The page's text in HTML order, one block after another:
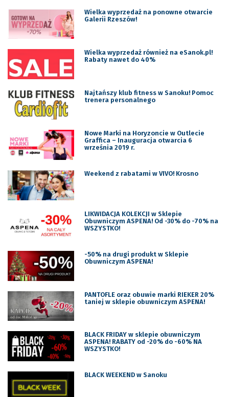
Wielka wyprzedaż na ponowne otwarcie
Galerii Rzeszów!
Wielka wyprzedaż również na eSanok.pl!
Rabaty nawet do 40%
Najtańszy klub fitness w Sanoku! Pomoc
trenera personalnego
Nowe Marki na Horyzoncie w Outlecie
Graffica – Inauguracja otwarcia 6
września 2019 r.
Weekend z rabatami w VIVO! Krosno
LIKWIDACJA KOLEKCJI w Sklepie
Obuwniczym ASPENA! Od -30% do -70% na
WSZYSTKO!
-50% na drugi produkt w Sklepie
Obuwniczym ASPENA!
PANTOFLE oraz obuwie marki RIEKER 20%
taniej w sklepie obuwniczym ASPENA!
BLACK FRIDAY w sklepie obuwniczym
ASPENA! RABATY od -20% do -60% NA
WSZYSTKO!
BLACK WEEKEND w Sanoku